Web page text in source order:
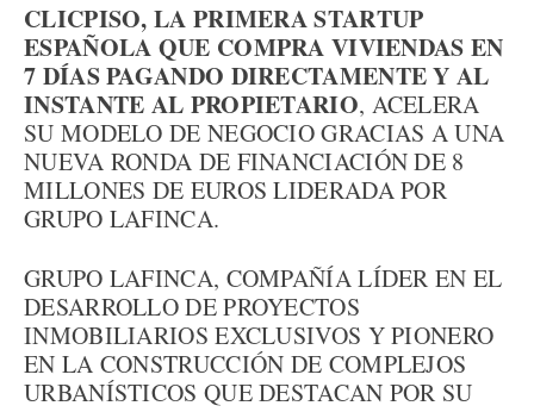
CLICPISO, LA PRIMERA STARTUP
ESPAÑOLA QUE COMPRA VIVIENDAS EN
7 DÍAS PAGANDO DIRECTAMENTE Y AL
INSTANTE AL PROPIETARIO, ACELERA
SU MODELO DE NEGOCIO GRACIAS A UNA
NUEVA RONDA DE FINANCIACIÓN DE 8
MILLONES DE EUROS LIDERADA POR
GRUPO LAFINCA.
GRUPO LAFINCA, COMPAÑÍA LÍDER EN EL
DESARROLLO DE PROYECTOS
INMOBILIARIOS EXCLUSIVOS Y PIONERO
EN LA CONSTRUCCIÓN DE COMPLEJOS
URBANÍSTICOS QUE DESTACAN POR SU